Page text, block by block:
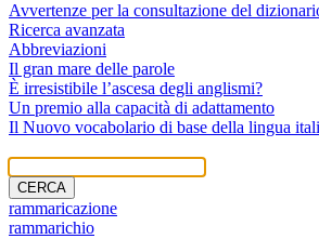
Avvertenze per la consultazione del
Ricerca avanzata
Abbreviazioni
Il gran mare delle parole
È irresistibile l’ascesa degli anglismi?
Un premio alla capacità di adattamento
Il Nuovo vocabolario di base della lingua
CERCA
rammaricazione
rammarichio